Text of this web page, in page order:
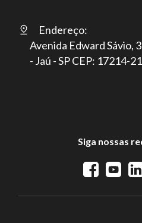
Endereço:
Avenida Edward Sávio,
- Jaú - SP CEP: 17214-
Siga nossas